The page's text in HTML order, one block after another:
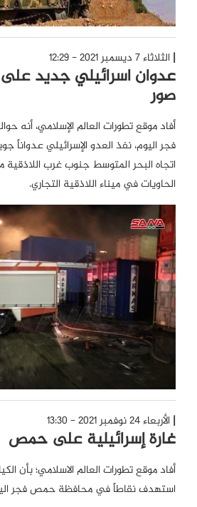
الثلاثاء 7 ديسمبر 2021 - 12:29
عدوان اسرائيلي جديد على
صور
فجر اليوم، نفذ العدو الإسرائيلي عدواناً
اتجاه البحر المتوسط جنوب غرب
الحاويات في ميناء اللاذقية التجاري.
الأربعاء 24 نوفمبر 2021 - 13:30
غارة إسرائيلية على حمص
أفاد موقع تطورات العالم الاسلامي؛ بأن
استهدف نقاطاً في محافظة حمص فجر